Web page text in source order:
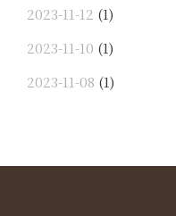
2023-11-12 (1)
2023-11-10 (1)
2023-11-08 (1)